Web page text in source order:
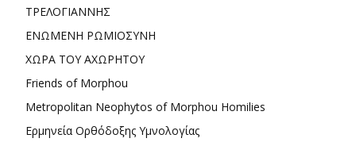
ΤΡΕΛΟΓΙΑΝΝΗΣ
ΕΝΩΜΕΝΗ ΡΩΜΙΟΣΥΝΗ
ΧΩΡΑ ΤΟΥ ΑΧΩΡΗΤΟΥ
Friends of Morphou
Metropolitan Neophytos of Morphou Homilies
Ερμηνεία Ορθόδοξης Υμνολογίας